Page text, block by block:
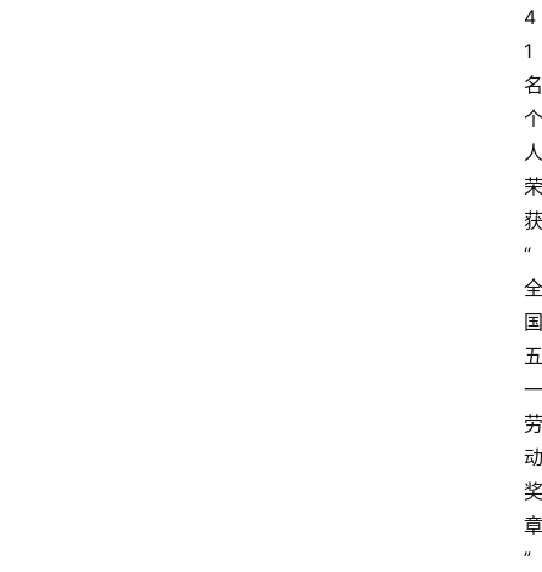
4
1
名
个
人
荣
获
“
全
国
五
一
劳
动
奖
章
”